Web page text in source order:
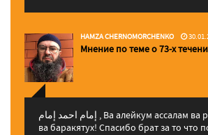
HAMZA CHERNOMORCHENKO
Мнение по теме о 73-х
إمام احمد إمام , Ва алейкум ассалам ва рахматуЛлахи
ва баракятух! Спасибо брат за то что